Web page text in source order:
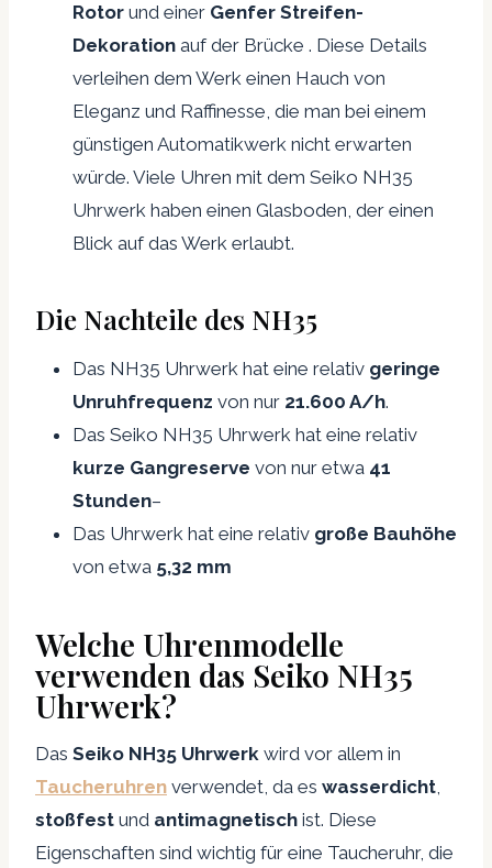
Rotor und einer Genfer Streifen-
Dekoration auf der Brücke . Diese Details
verleihen dem Werk einen Hauch von
Eleganz und Raffinesse, die man bei einem
günstigen Automatikwerk nicht erwarten
würde. Viele Uhren mit dem Seiko NH35
Uhrwerk haben einen Glasboden, der einen
Blick auf das Werk erlaubt.
Die Nachteile des NH35
Das NH35 Uhrwerk hat eine relativ geringe
Unruhfrequenz von nur 21.600 A/h.
Das Seiko NH35 Uhrwerk hat eine relativ
kurze Gangreserve von nur etwa 41
Stunden–
Das Uhrwerk hat eine relativ große Bauhöhe
von etwa 5,32 mm
Welche Uhrenmodelle
verwenden das Seiko NH35
Uhrwerk?
Das Seiko NH35 Uhrwerk wird vor allem in
Taucheruhren verwendet, da es wasserdicht,
stoßfest und antimagnetisch ist. Diese
Eigenschaften sind wichtig für eine Taucheruhr, die